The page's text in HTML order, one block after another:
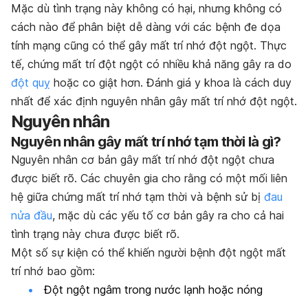
Mặc dù tình trạng này không có hại, nhưng không có
cách nào để phân biệt dễ dàng với các bệnh đe dọa
tính mạng cũng có thể gây mất trí nhớ đột ngột. Thực
tế, chứng mất trí đột ngột có nhiều khả năng gây ra do
đột quỵ hoặc co giật hơn. Đánh giá y khoa là cách duy
nhất để xác định nguyên nhân gây mất trí nhớ đột ngột.
Nguyên nhân
Nguyên nhân gây mất trí nhớ tạm thời là gì?
Nguyên nhân cơ bản gây mất trí nhớ đột ngột chưa
được biết rõ. Các chuyên gia cho rằng có một mối liên
hệ giữa chứng mất trí nhớ tạm thời và bệnh sử bị đau
nửa đầu, mặc dù các yếu tố cơ bản gây ra cho cả hai
tình trạng này chưa được biết rõ.
Một số sự kiện có thể khiến người bệnh đột ngột mất
trí nhớ bao gồm:
Đột ngột ngâm trong nước lạnh hoặc nóng